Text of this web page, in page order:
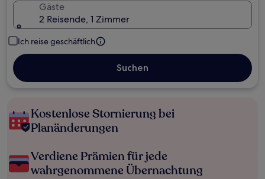
Gäste
2 Reisende, 1 Zimmer
Ich reise geschäftlich
Suchen
Kostenlose Stornierung bei
Planänderungen
Verdiene Prämien für jede
wahrgenommene Übernachtung